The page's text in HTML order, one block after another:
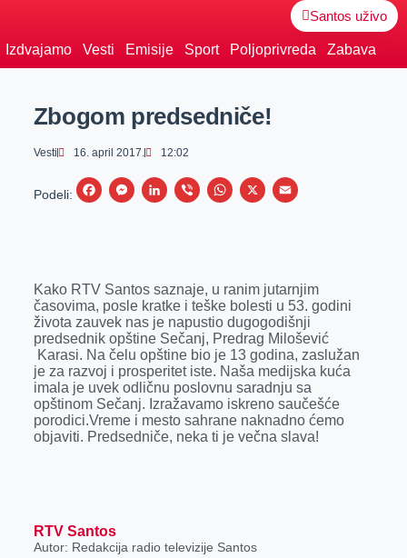
Santos uživo
Izdvajamo Vesti Emisije Sport Poljoprivreda Zabava
Zbogom predsedniče!
Vesti 16. april 2017. 12:02
Podeli:
F
b
o
o
k
M
e
n
g
e
r
L
e
d
I
n
V
r
W
s
A
p
p
X
E
l
Kako RTV Santos saznaje, u ranim jutarnjim
časovima, posle kratke i teške bolesti u 53. godini
života zauvek nas je napustio dugogodišnji
predsednik opštine Sečanj, Predrag Milošević
Karasi. Na čelu opštine bio je 13 godina, zaslužan
je za razvoj i prosperitet iste. Naša medijska kuća
imala je uvek odličnu poslovnu saradnju sa
opštinom Sečanj. Izražavamo iskreno saučešće
porodici.Vreme i mesto sahrane naknadno ćemo
objaviti. Predsedniče, neka ti je večna slava!
RTV Santos
Autor: Redakcija radio televizije Santos